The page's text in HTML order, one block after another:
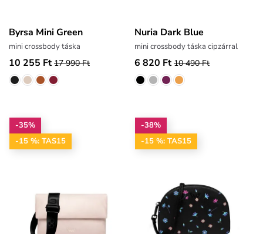
Byrsa Mini Green
mini crossbody táska
10 255 Ft 17 990 Ft
Nuria Dark Blue
mini crossbody táska cipzárral
6 820 Ft 10 490 Ft
-35%
-15 %: TAS15
-38%
-15 %: TAS15